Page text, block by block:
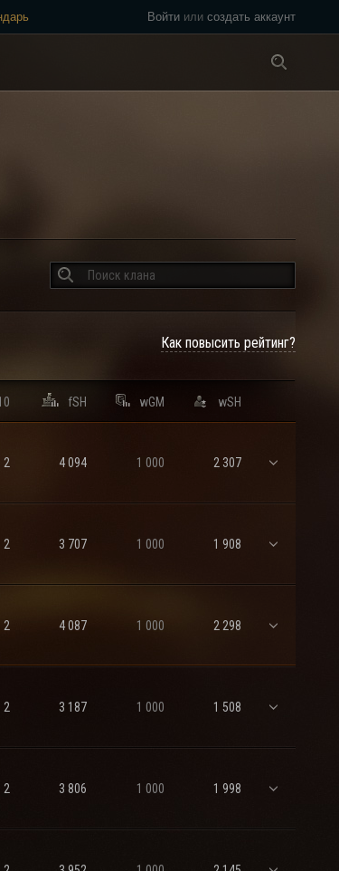
Войти или создать аккаунт
Как повысить рейтинг?
fSH wGM wSH
2 4 094 1 000 2 307
2 3 707 1 000 1 908
2 4 087 1 000 2 298
2 3 187 1 000 1 508
2 3 806 1 000 1 998